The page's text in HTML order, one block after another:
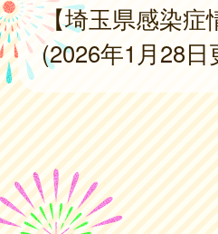
【埼玉県感染症
(2026年1月28日